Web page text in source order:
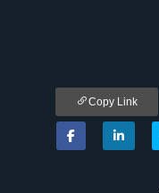
Copy Link